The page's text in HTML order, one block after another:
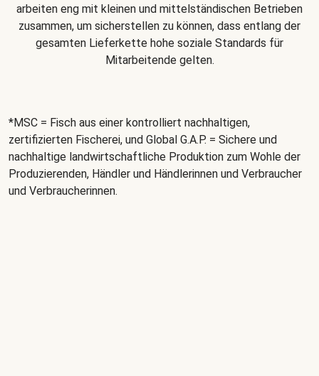
arbeiten eng mit kleinen und mittelständischen Betrieben
zusammen, um sicherstellen zu können, dass entlang der
gesamten Lieferkette hohe soziale Standards für
Mitarbeitende gelten.
*MSC = Fisch aus einer kontrolliert nachhaltigen,
zertifizierten Fischerei, und Global G.A.P. = Sichere und
nachhaltige landwirtschaftliche Produktion zum Wohle der
Produzierenden, Händler und Händlerinnen und Verbraucher
und Verbraucherinnen.